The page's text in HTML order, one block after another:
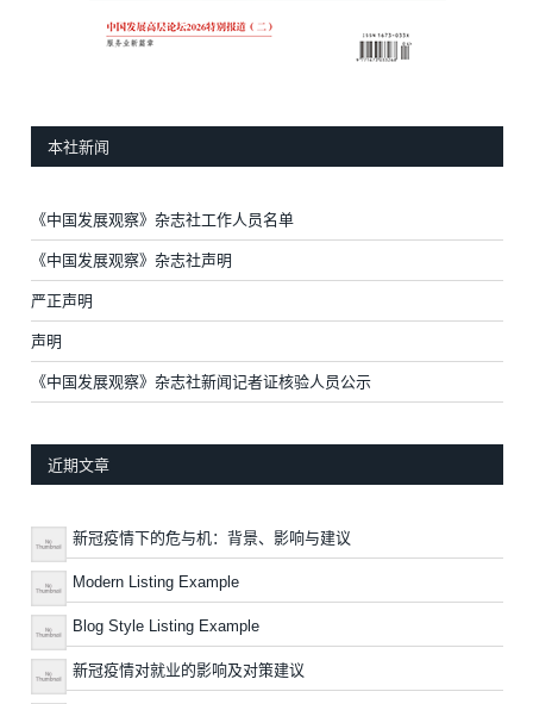
本社新闻
《中国发展观察》杂志社工作人员名单
《中国发展观察》杂志社声明
严正声明
声明
《中国发展观察》杂志社新闻记者证核验人员公示
近期文章
新冠疫情下的危与机：背景、影响与建议
Modern Listing Example
Blog Style Listing Example
新冠疫情对就业的影响及对策建议